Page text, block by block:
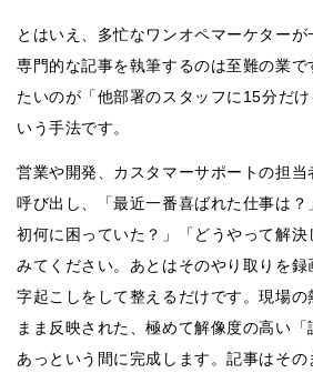
とはいえ、多忙なワンオペマーケターが
専門的な記事を執筆するのは至難の業で
たいのが「他部署のスタッフに15分だ
いう手法です。
営業や開発、カスタマーサポートの担当
呼び出し、「最近一番喜ばれた仕事は
初何に困っていた？」「どうやって解
みてください。あとはそのやり取りを
字起こしをして整えるだけです。現場
まま反映された、極めて解像度の高い
あっという間に完成します。記事はそ